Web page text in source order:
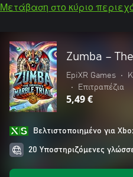
Μετάβαση στο κύριο
Zumba –
EpiXR Games •
•
Επιτραπέζια
5,49 €
Βελτιστοποιημένο για
20 Υποστηριζόμενες